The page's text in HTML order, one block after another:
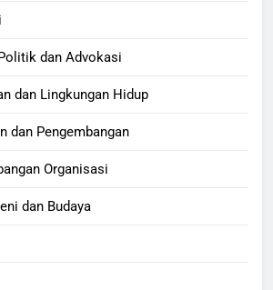
dan Advokasi
dan Lingkungan Hidup
dan Pengembangan
Organisasi
dan Budaya